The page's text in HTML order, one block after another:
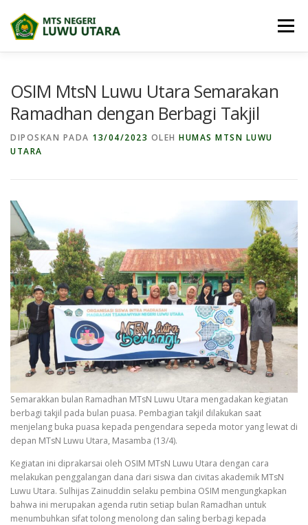
konten
Menu
OSIM MtsN Luwu Utara Semarakan
Ramadhan dengan Berbagi Takjil
DIPOSKAN PADA 13/04/2023 OLEH HUMAS MTSN LUWU
UTARA
Semarakkan bulan Ramadhan MTsN Luwu Utara mengadakan kegiatan
berbagi takjil pada bulan puasa. Pembagian takjil dilakukan saat
menjelang buka puasa kepada pengendara sepeda motor yang lewat di
depan MTsN Luwu Utara, Masamba (13/4).
Kegiatan ini diprakarsai oleh OSIM MTsN Luwu Utara dengan cara
melakukan penggalangan dana dari siswa dan civitas akademik MTsN
Luwu Utara. Sulhijas Zainuddin selaku pembina OSIM mengungkapkan
bahwa ini merupakan agenda rutin setiap bulan Ramadhan untuk
menumbuhkan sifat tolong menolong dan saling berbagi kepada